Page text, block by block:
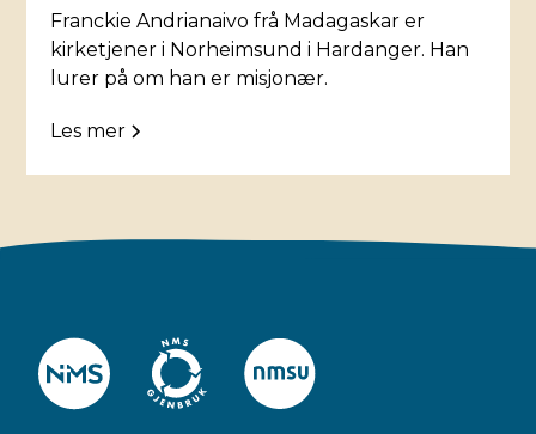
Franckie Andrianaivo frå Madagaskar er
kirketjener i Norheimsund i Hardanger. Han
lurer på om han er misjonær.
Les mer